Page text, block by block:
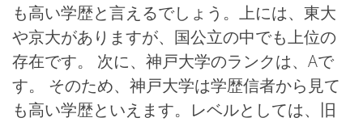
も高い学歴と言えるでしょう。上には、東大
や京大がありますが、国公立の中でも上位の
存在です。 次に、神戸大学のランクは、Aで
す。 そのため、神戸大学は学歴信者から見て
も高い学歴といえます。レベルとしては、旧